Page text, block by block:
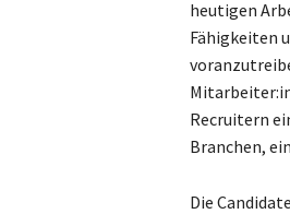
heutigen
Fähigkeiten
Recruitern
Branchen,
Die